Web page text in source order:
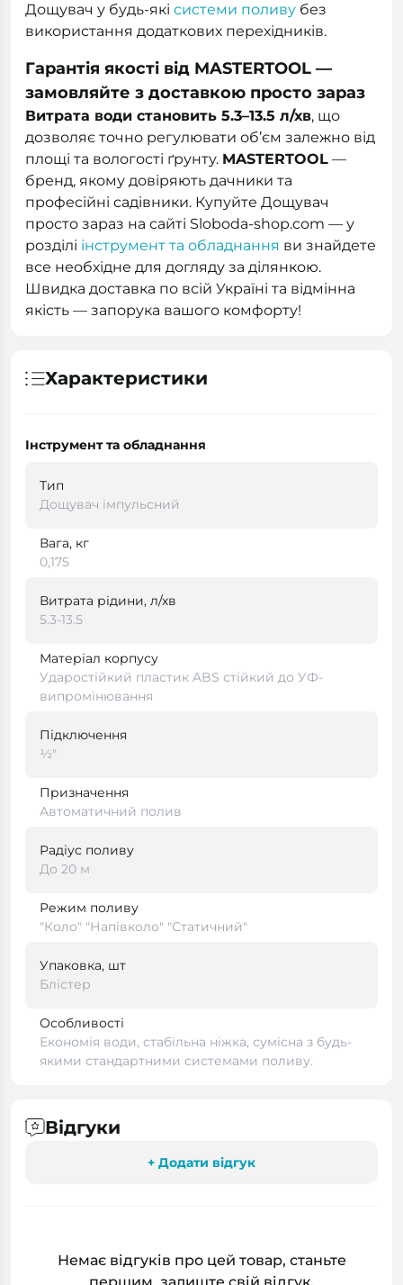
Дощувач у будь-які системи поливу без
використання додаткових перехідників.
Гарантія якості від MASTERTOOL —
замовляйте з доставкою просто зараз
Витрата води становить 5.3–13.5 л/хв, що
дозволяє точно регулювати об’єм залежно від
площі та вологості ґрунту. MASTERTOOL —
бренд, якому довіряють дачники та
професійні садівники. Купуйте Дощувач
просто зараз на сайті Sloboda-shop.com — у
розділі інструмент та обладнання ви знайдете
все необхідне для догляду за ділянкою.
Швидка доставка по всій Україні та відмінна
якість — запорука вашого комфорту!
Характеристики
Інструмент та обладнання
Тип
Дощувач імпульсний
Вага, кг
0,175
Витрата рідини, л/хв
5.3-13.5
Матеріал корпусу
Ударостійкий пластик ABS стійкий до УФ-
випромінювання
Підключення
½"
Призначення
Автоматичний полив
Радіус поливу
До 20 м
Режим поливу
"Коло" "Напівколо" "Статичний"
Упаковка, шт
Блістер
Особливості
Економія води, стабільна ніжка, сумісна з будь-
якими стандартними системами поливу.
Відгуки
+ Додати відгук
Немає відгуків про цей товар, станьте